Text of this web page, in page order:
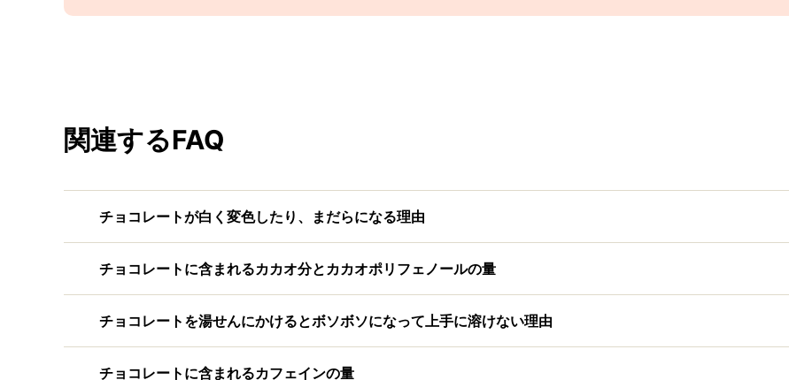
関連するFAQ
チョコレートが白く変色したり、まだらになる理由
チョコレートに含まれるカカオ分とカカオポリフェノールの量
チョコレートを湯せんにかけるとボソボソになって上手に溶けない理由
チョコレートに含まれるカフェインの量